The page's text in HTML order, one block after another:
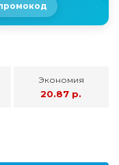
Экономия
20.87 р.